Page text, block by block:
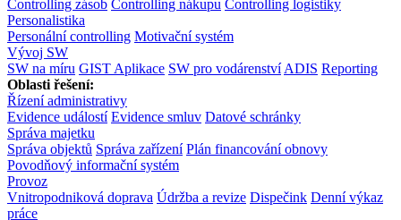
Controlling zásob Controlling nákupu Controlling logistiky
Personalistika
Personální controlling Motivační systém
Vývoj SW
SW na míru GIST Aplikace SW pro vodárenství ADIS Reporting
Oblasti řešení:
Řízení administrativy
Evidence událostí Evidence smluv Datové schránky
Správa majetku
Správa objektů Správa zařízení Plán financování obnovy
Povodňový informační systém
Provoz
Vnitropodniková doprava Údržba a revize Dispečink Denní výkaz
práce